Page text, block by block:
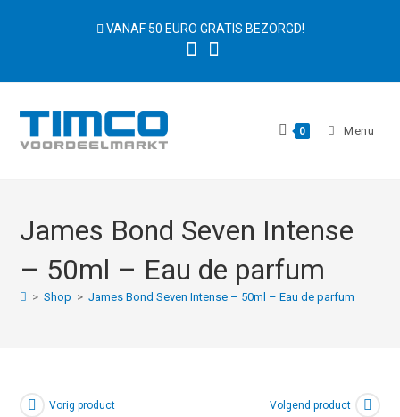
VANAF 50 EURO GRATIS BEZORGD!
0 Menu
James Bond Seven Intense
– 50ml – Eau de parfum
> Shop > James Bond Seven Intense – 50ml – Eau de parfum
Vorig product Volgend product